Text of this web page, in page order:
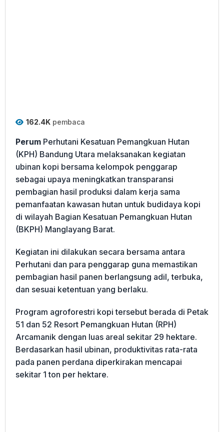
162.4K pembaca
Perum Perhutani Kesatuan Pemangkuan Hutan
(KPH) Bandung Utara melaksanakan kegiatan
ubinan kopi bersama kelompok penggarap
sebagai upaya meningkatkan transparansi
pembagian hasil produksi dalam kerja sama
pemanfaatan kawasan hutan untuk budidaya kopi
di wilayah Bagian Kesatuan Pemangkuan Hutan
(BKPH) Manglayang Barat.
Kegiatan ini dilakukan secara bersama antara
Perhutani dan para penggarap guna memastikan
pembagian hasil panen berlangsung adil, terbuka,
dan sesuai ketentuan yang berlaku.
Program agroforestri kopi tersebut berada di Petak
51 dan 52 Resort Pemangkuan Hutan (RPH)
Arcamanik dengan luas areal sekitar 29 hektare.
Berdasarkan hasil ubinan, produktivitas rata-rata
pada panen perdana diperkirakan mencapai
sekitar 1 ton per hektare.